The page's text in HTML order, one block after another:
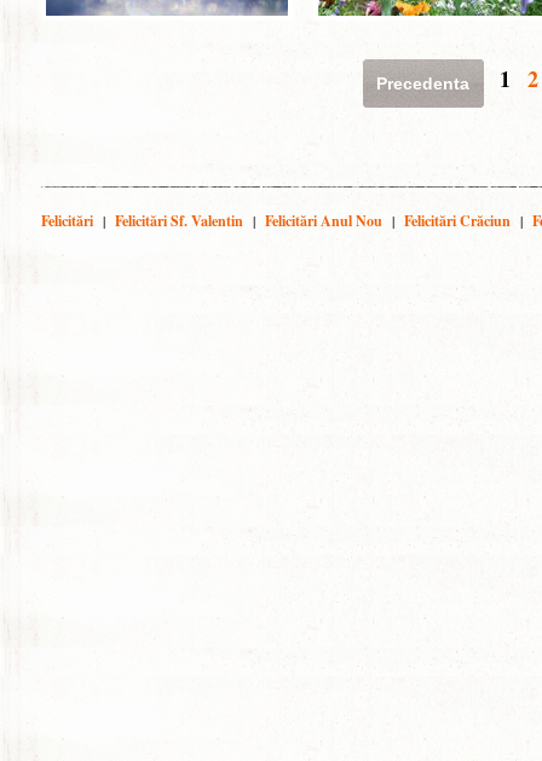
Precedenta 1 2
Felicitări | Felicitări Sf. Valentin | Felicitări Anul Nou | Felicitări Crăciun |